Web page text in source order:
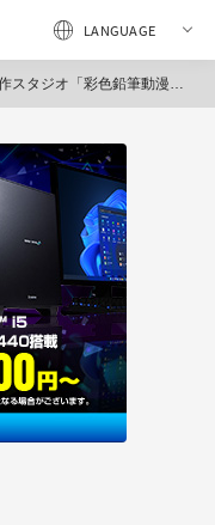
色鉛筆動漫」の日本進出を支援（日宣）